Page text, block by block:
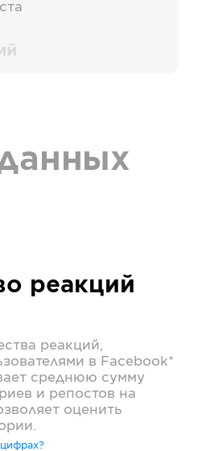
реакций
реакций,
в Facebook*
среднюю сумму
и репостов на
оценить